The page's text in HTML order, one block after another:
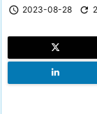
 2023-08-28 